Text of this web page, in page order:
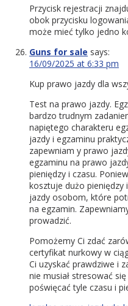
Przycisk rejestracji
obok przycisku
może mieć tylko jedno
Guns for sale says:
16/09/2025 at 6:33 pm
Kup prawo jazdy dla
Test na prawo jazdy.
bardzo trudnym
napiętego charakteru
jazdy i egzaminu
zapewniam y prawo
egzaminu na prawo
pieniędzy i czasu.
kosztuje dużo pieniędzy
jazdy osobom, które
na egzamin.
prowadzić.
Pomożemy Ci zdać
certyfikat nurkowy w
Ci uzyskać prawdziwe i
nie musiał stresować
poświęcać tyle czasu i